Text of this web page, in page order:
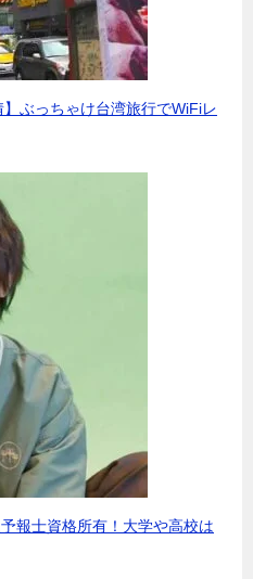
】ぶっちゃけ台湾旅行でWiFiレ
報士資格所有！大学や高校は